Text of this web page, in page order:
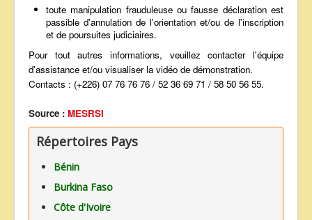
toute manipulation frauduleuse ou fausse déclaration est
passible d'annulation de l'orientation et/ou de l'inscription
et de poursuites judiciaires.
Pour tout autres informations, veuillez contacter l'équipe
d'assistance et/ou visualiser la vidéo de démonstration.
Contacts : (+226) 07 76 76 76 / 52 36 69 71 / 58 50 56 55.
Source : MESRSI
Répertoires Pays
Bénin
Burkina Faso
Côte d'Ivoire